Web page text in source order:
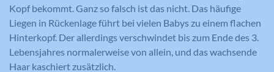
Kopf bekommt. Ganz so falsch ist das nicht. Das häufige
Liegen in Rückenlage führt bei vielen Babys zu einem flachen
Hinterkopf. Der allerdings verschwindet bis zum Ende des 3.
Lebensjahres normalerweise von allein, und das wachsende
Haar kaschiert zusätzlich.
Laufzeit Session
Zweck
Registriert eine eindeutige ID, um
Statistiken der Videos von YouTube, die
der Benutzer gesehen hat, zu behalten.